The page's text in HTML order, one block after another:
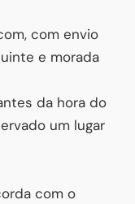
com envio
e morada
da hora do
um lugar
com o